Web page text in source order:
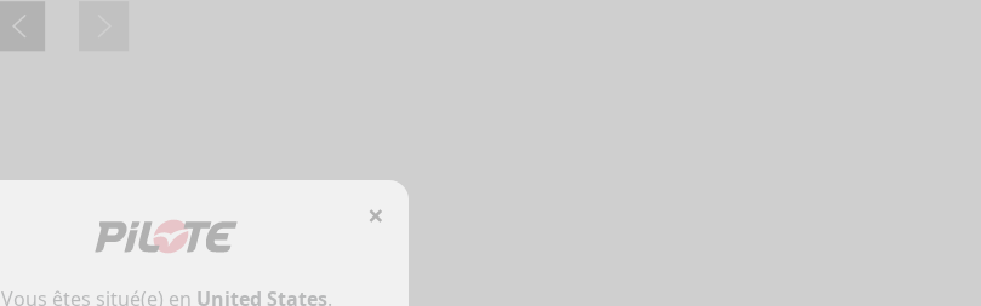
×
Vous êtes situé(e) en United States.